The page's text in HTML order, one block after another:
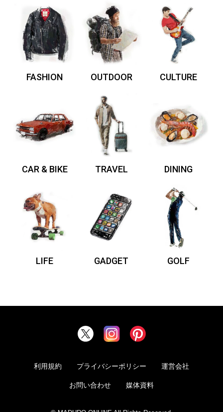
FASHION OUTDOOR CULTURE
CAR & BIKE TRAVEL DINING
LIFE GADGET GOLF
利用規約 プライバシーポリシー 運営会社
お問い合わせ 媒体資料